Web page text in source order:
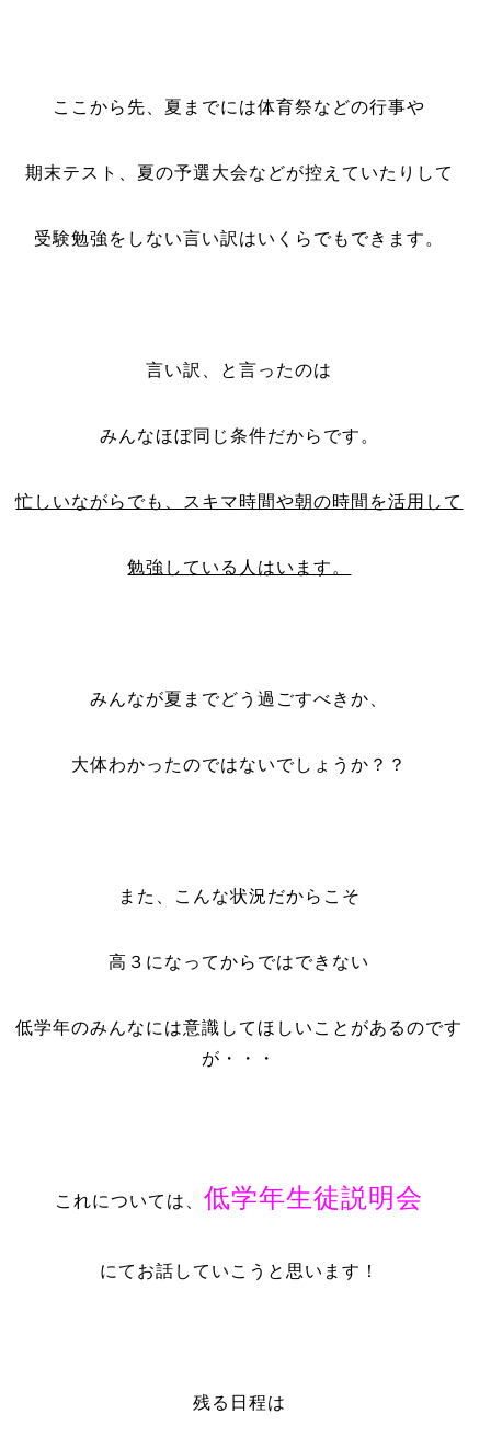
ここから先、夏までには体育祭などの行事や
期末テスト、夏の予選大会などが控えていたりして
受験勉強をしない言い訳はいくらでもできます。
言い訳、と言ったのは
みんなほぼ同じ条件だからです。
忙しいながらでも、スキマ時間や朝の時間を活用して
勉強している人はいます。
みんなが夏までどう過ごすべきか、
大体わかったのではないでしょうか？？
また、こんな状況だからこそ
高３になってからではできない
低学年のみんなには意識してほしいことがあるのです
が・・・
これについては、低学年生徒説明会
にてお話していこうと思います！
残る日程は